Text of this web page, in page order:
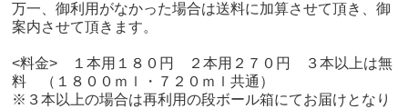
万一、御利用がなかった場合は送料に加算させて頂き、御
案内させて頂きます。
<料金> １本用１８０円 ２本用２７０円 ３本以上は無
料 （１８００ｍｌ・７２０ｍｌ共通）
※３本以上の場合は再利用の段ボール箱にてお届けとなり